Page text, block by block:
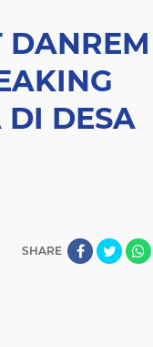
DI DESA
SHARE